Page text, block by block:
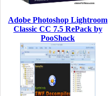
Adobe Photoshop Lightroom
Classic CC 7.5 RePack by
PooShock